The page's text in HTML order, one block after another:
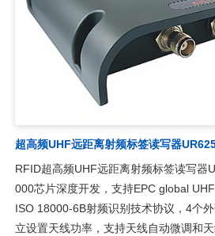
超高频UHF远距离射频标签读写器
RFID超高频UHF远距离射频标签读写器
000芯片深度开发，支持EPC global
ISO 18000-6B射频识别技术协议，4个
立设置天线功率，支持天线自动微调和